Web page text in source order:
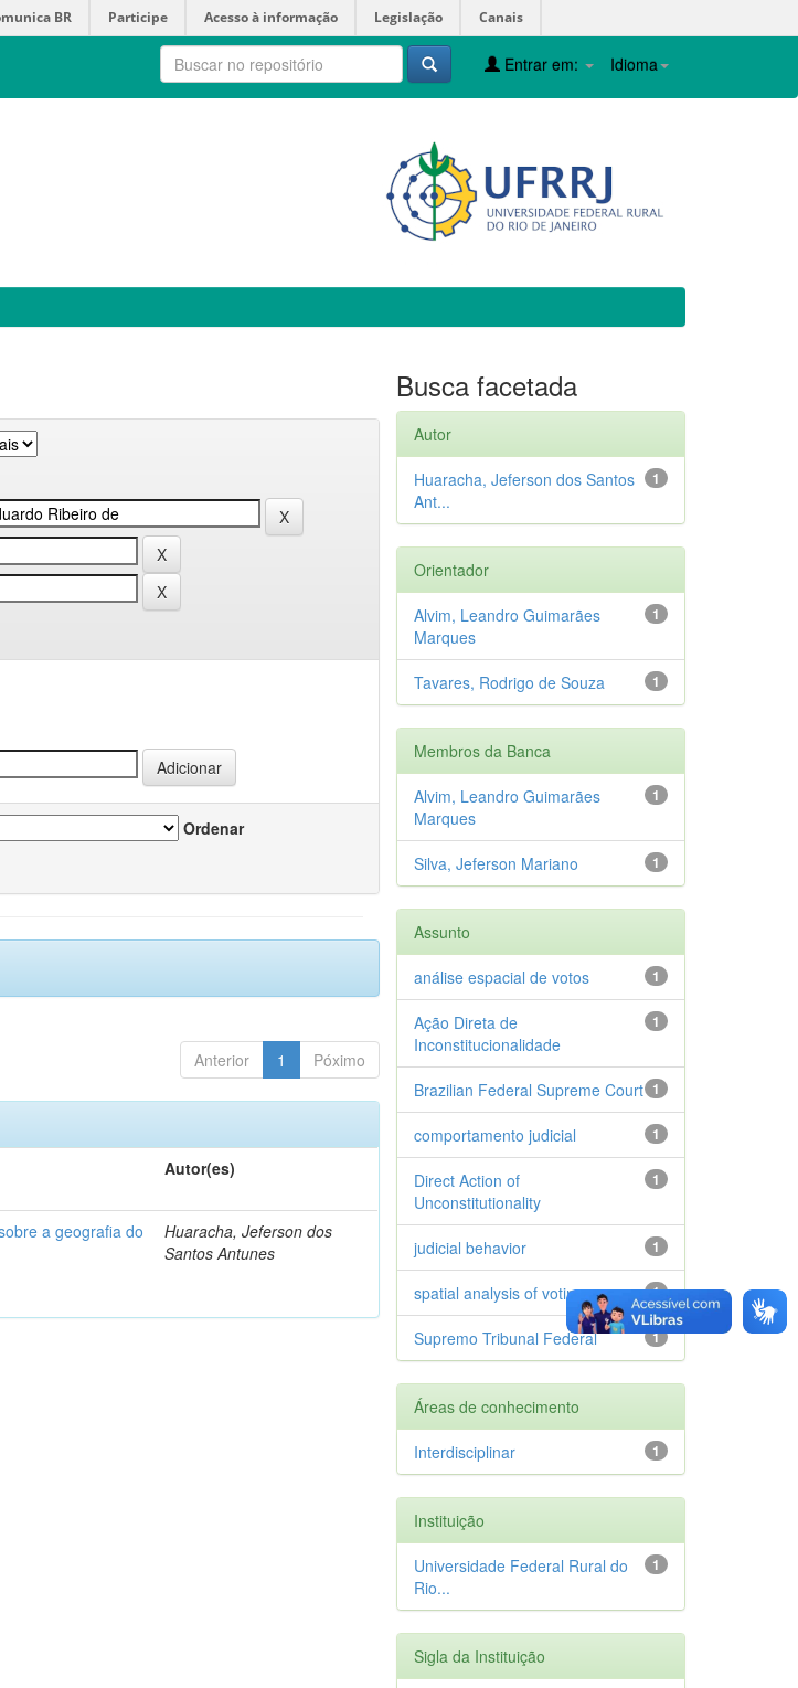
BR Participe Acesso à informação Legislação Canais
Idioma
Entrar em:
Ordenar
Anterior 1 Póximo
Autor(es)
a geografia do
Huaracha, Jeferson dos
Santos Antunes
Busca facetada
Autor
1
Huaracha, Jeferson dos Santos
Ant...
Orientador
1
Alvim, Leandro Guimarães
Marques
1
Tavares, Rodrigo de Souza
Membros da Banca
1
Alvim, Leandro Guimarães
Marques
1
Silva, Jeferson Mariano
Assunto
1
análise espacial de votos
1
Ação Direta de
Inconstitucionalidade
1
Brazilian Federal Supreme Court
1
comportamento judicial
1
Direct Action of
Unconstitutionality
1
judicial behavior
1
spatial analysis of voting
1
Supremo Tribunal Federal
Áreas de conhecimento
1
Interdisciplinar
Instituição
1
Universidade Federal Rural do
Rio...
Sigla da Instituição